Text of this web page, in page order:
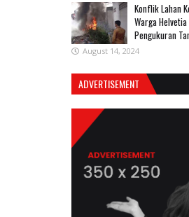
Konflik Lahan
Warga
Pengukuran
August 14, 2024
ADVERTISEMENT